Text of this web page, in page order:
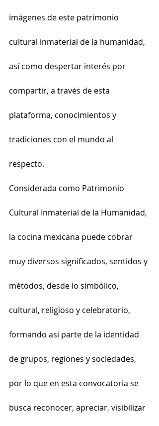
imágenes de este patrimonio
cultural inmaterial de la humanidad,
así como despertar interés por
compartir, a través de esta
plataforma, conocimientos y
tradiciones con el mundo al
respecto.
Considerada como Patrimonio
Cultural Inmaterial de la Humanidad,
la cocina mexicana puede cobrar
muy diversos significados, sentidos y
métodos, desde lo simbólico,
cultural, religioso y celebratorio,
formando así parte de la identidad
de grupos, regiones y sociedades,
por lo que en esta convocatoria se
busca reconocer, apreciar, visibilizar